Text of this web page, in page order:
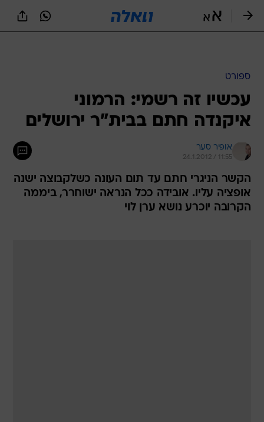
ספורט
עכשיו זה רשמי: הרמוני
איקנדה חתם בבית"ר ירושלים
אופיר סער
24.1.2012 / 11:55
הקשר הניגרי חתם עד תום העונה כשלקבוצה ישנה
אופציה עליו. אובידה ככל הנראה ישוחרר, ביממה
הקרובה יוכרע נושא ערן לוי